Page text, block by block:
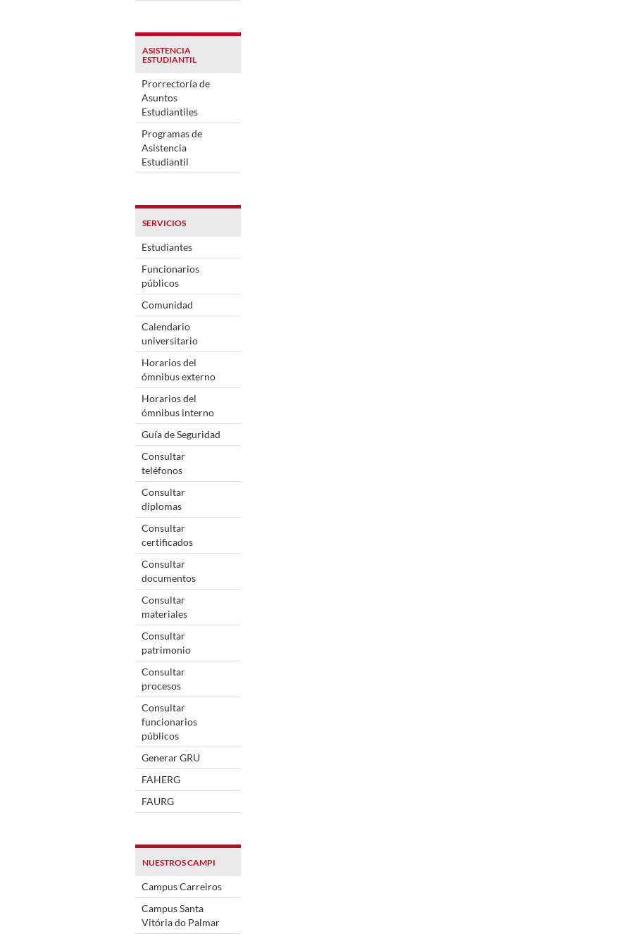
ASISTENCIA
ESTUDIANTIL
Prorrectoría de
Asuntos
Estudiantiles
Programas de
Asistencia
Estudiantil
SERVICIOS
Estudiantes
Funcionarios
públicos
Comunidad
Calendario
universitario
Horarios del
ómnibus externo
Horarios del
ómnibus interno
Guía de Seguridad
Consultar
teléfonos
Consultar
diplomas
Consultar
certificados
Consultar
documentos
Consultar
materiales
Consultar
patrimonio
Consultar
procesos
Consultar
funcionarios
públicos
Generar GRU
FAHERG
FAURG
NUESTROS CAMPI
Campus Carreiros
Campus Santa
Vitória do Palmar